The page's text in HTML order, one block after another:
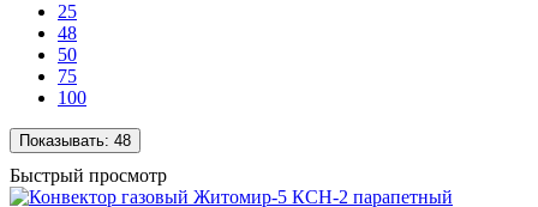
25
48
50
75
100
Показывать: 48
Быстрый просмотр